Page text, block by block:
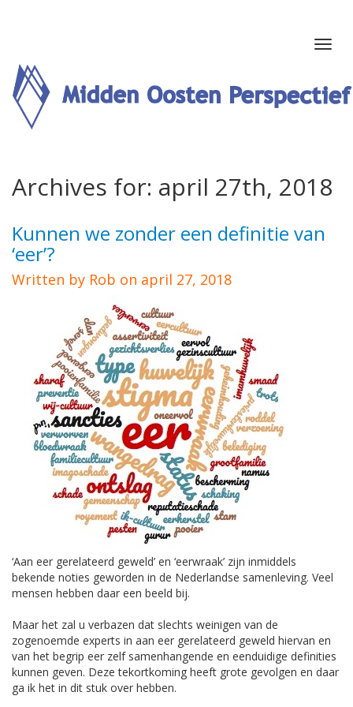
Archives for: april 27th, 2018
Kunnen we zonder een definitie van
‘eer’?
Written by Rob on april 27, 2018
‘Aan eer gerelateerd geweld’ en ‘eerwraak’ zijn inmiddels
bekende noties geworden in de Nederlandse samenleving. Veel
mensen hebben daar een beeld bij.
Maar het zal u verbazen dat slechts weinigen van de
zogenoemde experts in aan eer gerelateerd geweld hiervan en
van het begrip eer zelf samenhangende en eenduidige definities
kunnen geven. Deze tekortkoming heeft grote gevolgen en daar
ga ik het in dit stuk over hebben.